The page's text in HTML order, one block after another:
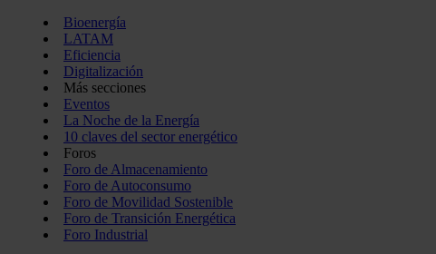
Bioenergía
LATAM
Eficiencia
Digitalización
Más secciones
Eventos
La Noche de la Energía
10 claves del sector energético
Foros
Foro de Almacenamiento
Foro de Autoconsumo
Foro de Movilidad Sostenible
Foro de Transición Energética
Foro Industrial